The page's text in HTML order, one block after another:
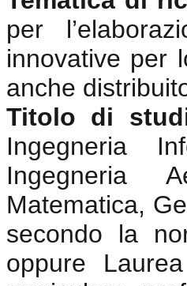
per
innovative per
anche
Titolo di
Ingegneria
Ingegneria
Matematica,
secondo la
oppure